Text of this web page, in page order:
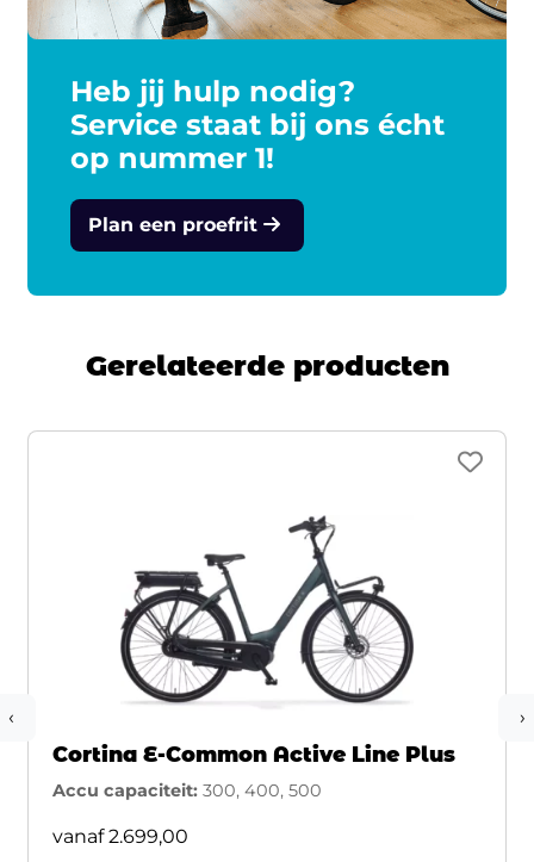
Heb jij hulp nodig?
Service staat bij ons écht
op nummer 1!
Plan een proefrit
Gerelateerde producten
Cortina E-Common Active Line Plus
Accu capaciteit: 300, 400, 500
vanaf2.699,00
‹ ›